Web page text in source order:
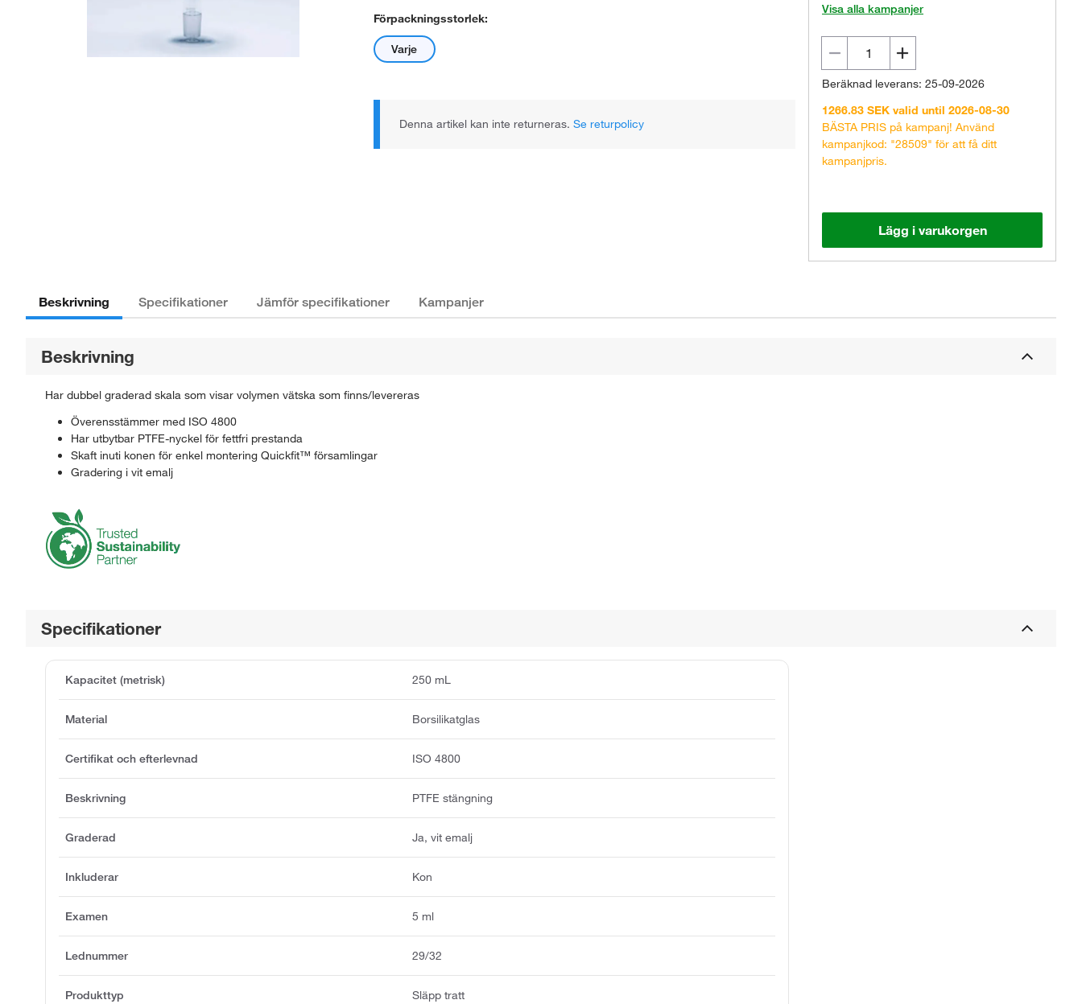
Förpackningsstorlek:
Varje
Denna artikel kan inte returneras. Se returpolicy
Visa alla kampanjer
Beräknad leverans: 25-09-2026
1266.83 SEK valid until 2026-08-30
BÄSTA PRIS på kampanj! Använd
kampanjkod: "28509" för att få ditt
kampanjpris.
Lägg i varukorgen
Beskrivning Specifikationer Jämför specifikationer Kampanjer
Beskrivning
Har dubbel graderad skala som visar volymen vätska som finns/levereras
Överensstämmer med ISO 4800
Har utbytbar PTFE-nyckel för fettfri prestanda
Skaft inuti konen för enkel montering Quickfit™ församlingar
Gradering i vit emalj
Specifikationer
Kapacitet (metrisk) 250 mL
Material Borsilikatglas
Certifikat och efterlevnad ISO 4800
Beskrivning PTFE stängning
Graderad Ja, vit emalj
Inkluderar Kon
Examen 5 ml
Lednummer 29/32
Produkttyp Släpp tratt